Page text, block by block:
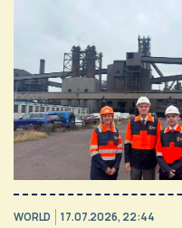
WORLD 17.07.2026, 22:44